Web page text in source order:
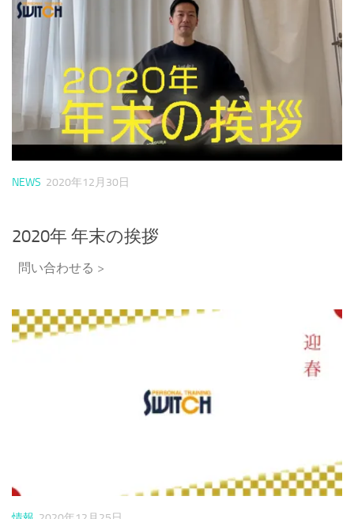
NEWS 2020年12月30日
2020年 年末の挨拶
問い合わせる >